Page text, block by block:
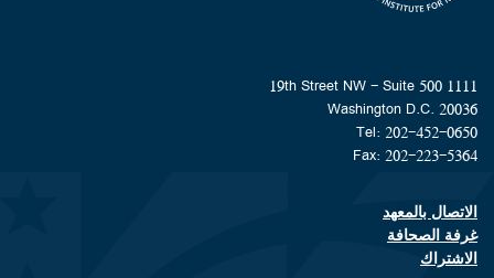
1111 19th Street NW - Suite 500
Washington D.C. 20036
Tel: 202-452-0650
Fax: 202-223-5364
Footer contact links
الاتصال بالمعهد
غرفة الصحافة
الاشتراك